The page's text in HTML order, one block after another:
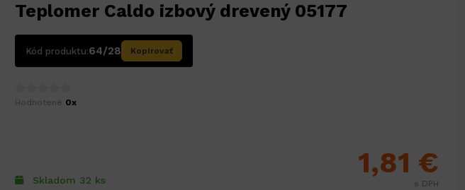
Teplomer Caldo izbový drevený 05177
Kód produktu:64/28 Kopírovať
Hodnotené 0x
Skladom 32 ks
1,81 €
s DPH